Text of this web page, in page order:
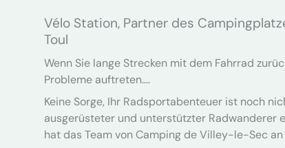
Vélo Station, Partner des
Toul
Wenn Sie lange Strecken mit dem Fahrrad
Probleme auftreten….
Keine Sorge, Ihr Radsportabenteuer ist noch
ausgerüsteter und unterstützter Radwanderer
hat das Team von Camping de Villey-le-Sec